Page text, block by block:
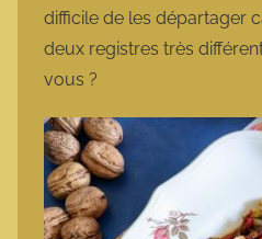
difficile de les départager
deux registres très
vous ?